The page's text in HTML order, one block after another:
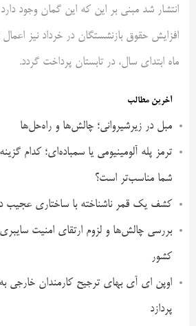
انتشار شد مبنی بر این که این گمان وجود دارد
افزایش حقوق بازنشستگان در خرداد نیز اعمال
ماه ابتدای سال، در تابستان پرداخت گردد.
آخرین مطالب
مبل در زیرشیروانی؛ چالش‌ها و راه‌حل‌ها
ترمز پله آلومینیومی یا سمباده‌ای؛ کدام
شما مناسب‌تر است؟
کشف یک قمر ناشناخته با ساختاری عجیب
بررسی چالش‌ها و لزوم ارتقای امنیت
کشور
اوپن ای آی بهای ترجیح کارمندان خارجی
پردازد